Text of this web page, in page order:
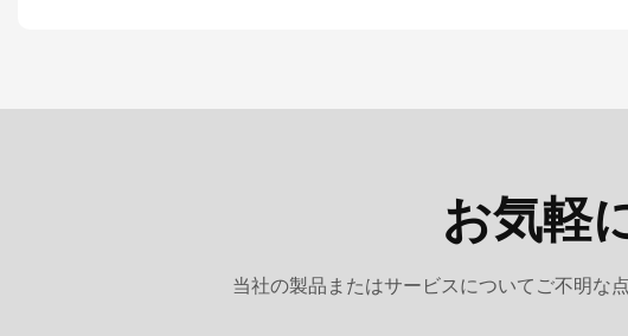
お気軽
当社の製品またはサービスについてご不明な